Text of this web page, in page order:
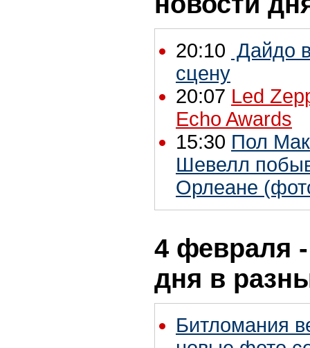
20:10 Дайдо
сцену
20:07 Led
Echo Awards
15:30 Пол
Шевелл
Орлеане
4 февраля -
дня в
Битломания